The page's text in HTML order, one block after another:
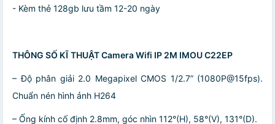
- Kèm thẻ 128gb lưu tầm 12-20 ngày
THÔNG SỐ KĨ THUẬT Camera Wifi IP 2M IMOU C22EP
– Độ phân giải 2.0 Megapixel CMOS 1/2.7” (1080P@15fps).
Chuẩn nén hình ảnh H264
– Ống kính cố định 2.8mm, góc nhìn 112°(H), 58°(V), 131°(D).